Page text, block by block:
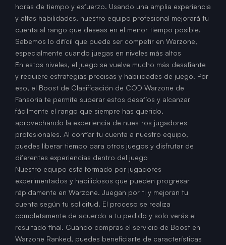
horas de tiempo y esfuerzo. Usando una amplia experiencia
y altas habilidades, nuestro equipo profesional mejorará tu
cuenta al rango que deseas en el menor tiempo posible.
Sabemos lo difícil que puede ser competir en Warzone,
especialmente cuando juegas en niveles más altos
En estos niveles, el juego se vuelve mucho más desafiante
y requiere estrategias precisas y habilidades de juego. Por
eso, el Boost de Clasificación de COD Warzone de
Fansoria te permite superar estos desafíos y alcanzar
fácilmente el rango que siempre has querido,
aprovechando la experiencia de nuestros jugadores
profesionales. Al confiar tu cuenta a nuestro equipo,
puedes liberar tiempo para otros juegos y disfrutar de
diferentes experiencias dentro del juego
Nuestro equipo está formado por jugadores
experimentados y habilidosos que pueden progresar
rápidamente en Warzone. Juegan por ti y mejoran tu
cuenta según tu solicitud. El proceso se realiza
completamente de acuerdo a tu pedido y solo verás el
resultado final. Cuando compras el servicio de Boost en
Warzone Ranked, puedes beneficiarte de características